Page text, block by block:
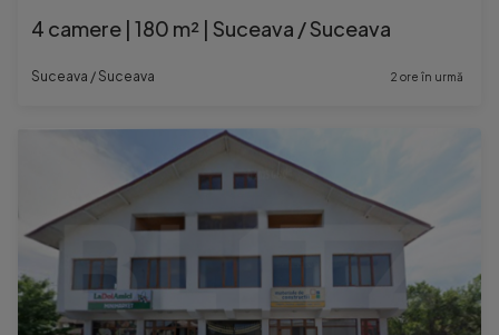
4 camere | 180 m² | Suceava / Suceava
Suceava / Suceava 2 ore în urmă